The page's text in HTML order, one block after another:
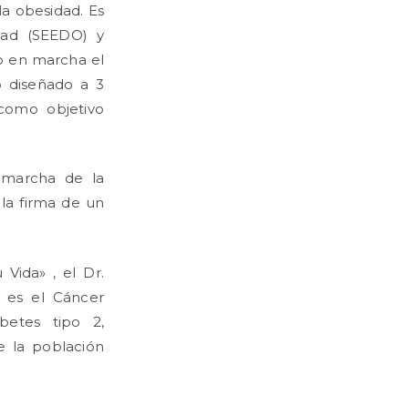
obesidad. Es
(SEEDO) y
en marcha el
diseñado a 3
objetivo
de la
la firma de un
Vida» , el Dr.
es el Cáncer
tipo 2,
la población